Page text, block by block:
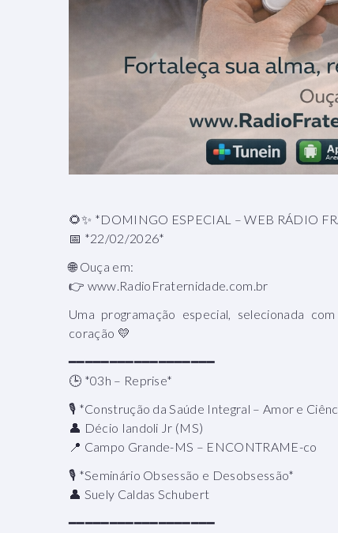
🌻✨ *DOMINGO ESPECIAL – WEB RÁDIO
📅 *22/02/2026*
🌐 Ouça em:
👉 www.RadioFraternidade.com.br
Uma programação especial, selecionada
coração 💛
━━━━━━━━━━━━━━━━━━
🕒 *03h – Reprise*
🎙 *Construção da Saúde Integral – Amor e
👤 Décio Iandoli Jr (MS)
📍 Campo Grande-MS – ENCONTRAME-co
🎙 *Seminário Obsessão e Desobsessão*
👤 Suely Caldas Schubert
━━━━━━━━━━━━━━━━━━